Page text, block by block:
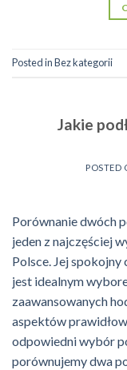
Posted inBez kategorii
Jakie
POSTED
Porównanie dwóch
jeden z najczęściej
Polsce. Jej
jest idealnym
zaawansowanych
aspektów
odpowiedni wybór
porównujemy dwa